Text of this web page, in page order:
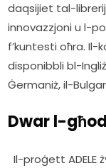
daqsijiet tal-
innovazzjoni u l-
f’kuntesti oħra. Il-
disponibbli bl-
Ġermaniż, il-
Dwar l-
  Il-proġett ADELE żviluppa għodda ta’ awtovalutazzjoni